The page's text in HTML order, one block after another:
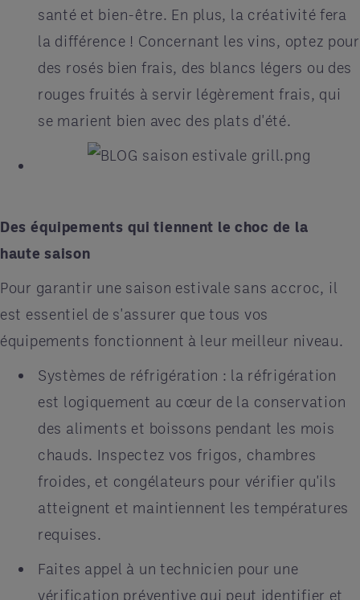
santé et bien-être. En plus, la créativité fera
la différence ! Concernant les vins, optez pour
des rosés bien frais, des blancs légers ou des
rouges fruités à servir légèrement frais, qui
se marient bien avec des plats d'été.
Des équipements qui tiennent le choc de la
haute saison
Pour garantir une saison estivale sans accroc, il
est essentiel de s'assurer que tous vos
équipements fonctionnent à leur meilleur niveau.
Systèmes de réfrigération : la réfrigération
est logiquement au cœur de la conservation
des aliments et boissons pendant les mois
chauds. Inspectez vos frigos, chambres
froides, et congélateurs pour vérifier qu'ils
atteignent et maintiennent les températures
requises.
Faites appel à un technicien pour une
vérification préventive qui peut identifier et